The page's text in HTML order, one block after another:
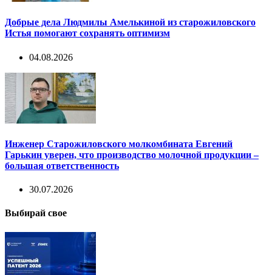
Добрые дела Людмилы Амелькиной из старожиловского
Истья помогают сохранять оптимизм
04.08.2026
Инженер Старожиловского молкомбината Евгений
Гарькин уверен, что производство молочной продукции –
большая ответственность
30.07.2026
Выбирай свое